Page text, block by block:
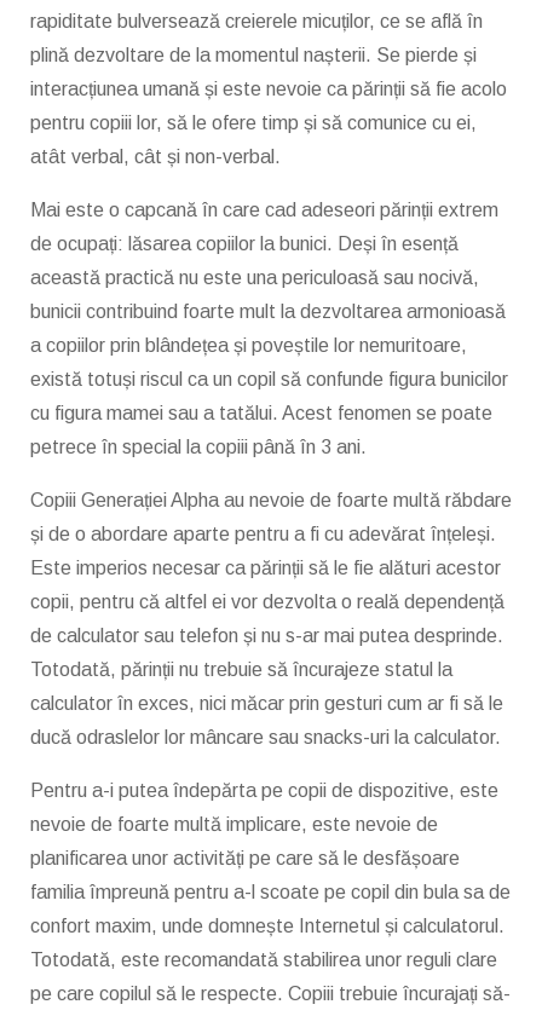
rapiditate bulversează creierele micuților, ce se află în
plină dezvoltare de la momentul nașterii. Se pierde și
interacțiunea umană și este nevoie ca părinții să fie acolo
pentru copiii lor, să le ofere timp și să comunice cu ei,
atât verbal, cât și non-verbal.
Mai este o capcană în care cad adeseori părinții extrem
de ocupați: lăsarea copiilor la bunici. Deși în esență
această practică nu este una periculoasă sau nocivă,
bunicii contribuind foarte mult la dezvoltarea armonioasă
a copiilor prin blândețea și poveștile lor nemuritoare,
există totuși riscul ca un copil să confunde figura bunicilor
cu figura mamei sau a tatălui. Acest fenomen se poate
petrece în special la copiii până în 3 ani.
Copiii Generației Alpha au nevoie de foarte multă răbdare
și de o abordare aparte pentru a fi cu adevărat înțeleși.
Este imperios necesar ca părinții să le fie alături acestor
copii, pentru că altfel ei vor dezvolta o reală dependență
de calculator sau telefon și nu s-ar mai putea desprinde.
Totodată, părinții nu trebuie să încurajeze statul la
calculator în exces, nici măcar prin gesturi cum ar fi să le
ducă odraslelor lor mâncare sau snacks-uri la calculator.
Pentru a-i putea îndepărta pe copii de dispozitive, este
nevoie de foarte multă implicare, este nevoie de
planificarea unor activități pe care să le desfășoare
familia împreună pentru a-l scoate pe copil din bula sa de
confort maxim, unde domnește Internetul și calculatorul.
Totodată, este recomandată stabilirea unor reguli clare
pe care copilul să le respecte. Copiii trebuie încurajați să-